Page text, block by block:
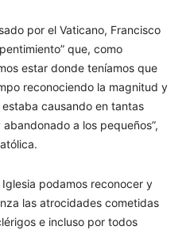
por el Vaticano, Francisco
que, como
estar donde teníamos que
reconociendo la magnitud y
causando en tantas
a los pequeños”,
podamos reconocer y
las atrocidades cometidas
e incluso por todos